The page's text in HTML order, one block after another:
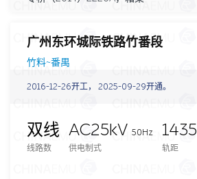
广州东环城际铁路竹番段
竹料~番禺
2016-12-26开工， 2025-09-29开通。
双线
线路数
AC25kV 50Hz
供电制式
1435
轨距